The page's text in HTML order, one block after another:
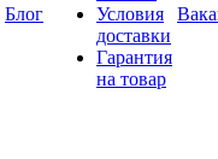
Блог
Условия
доставки
Гарантия
на товар